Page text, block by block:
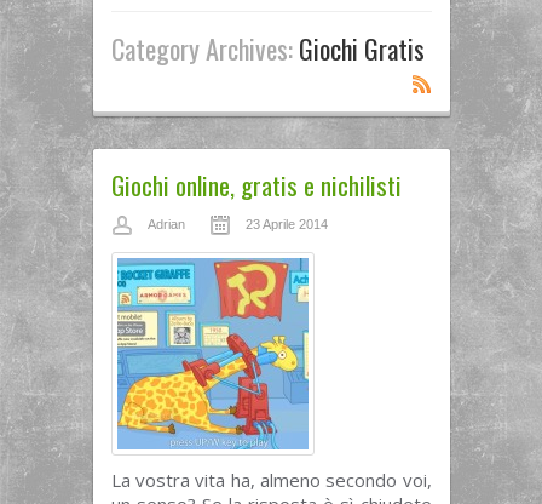
Category Archives:Giochi Gratis
Giochi online, gratis e nichilisti
Adrian 23 Aprile 2014
La vostra vita ha, almeno secondo voi,